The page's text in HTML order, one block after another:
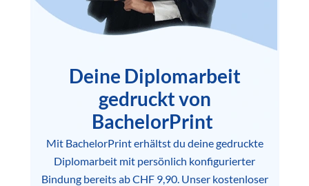
Deine Diplomarbeit
gedruckt von
BachelorPrint
Mit BachelorPrint erhältst du deine gedruckte
Diplomarbeit mit persönlich konfigurierter
Bindung bereits ab CHF 9,90. Unser kostenloser